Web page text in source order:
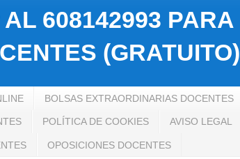
608142993 PARA
(GRATUITO)
BOLSAS EXTRAORDINARIAS DOCENTES
POLÍTICA DE COOKIES AVISO LEGAL
OPOSICIONES DOCENTES